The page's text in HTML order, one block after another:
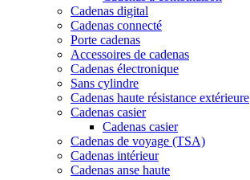
Cadenas digital
Cadenas connecté
Porte cadenas
Accessoires de cadenas
Cadenas électronique
Sans cylindre
Cadenas haute résistance extérieure
Cadenas casier
Cadenas casier
Cadenas de voyage (TSA)
Cadenas intérieur
Cadenas anse haute